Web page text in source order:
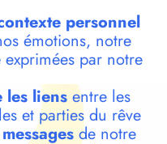
personnel
émotions, notre
par notre
les liensentre les
et parties du rêve
de notre